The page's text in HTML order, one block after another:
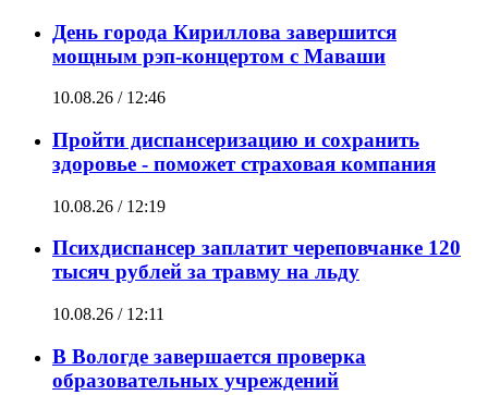
День города Кириллова завершится
мощным рэп-концертом с Маваши
10.08.26 / 12:46
Пройти диспансеризацию и сохранить
здоровье - поможет страховая компания
10.08.26 / 12:19
Психдиспансер заплатит череповчанке 120
тысяч рублей за травму на льду
10.08.26 / 12:11
В Вологде завершается проверка
образовательных учреждений